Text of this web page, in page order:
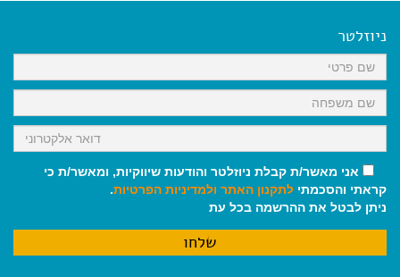
k
p
m
ניוזלטר
אני מאשר/ת קבלת ניוזלטר והודעות שיווקיות, ומאשר/ת כי
קראתי והסכמתי לתקנון האתר ולמדיניות הפרטיות.
ניתן לבטל את ההרשמה בכל עת